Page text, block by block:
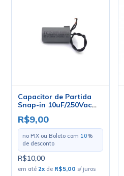
Capacitor de Partida
Snap-in 10uF/250Vac
R$9,00
no PIX ou Boleto com 10%
de desconto
R$10,00
em até 2x de R$5,00 s/ juros